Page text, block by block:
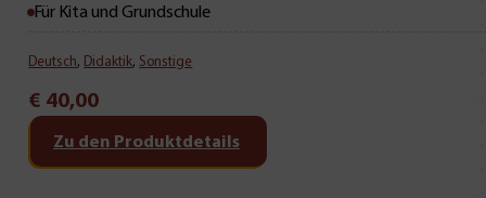
Für Kita und Grundschule
Deutsch, Didaktik, Sonstige
€ 40,00
Zu den Produktdetails